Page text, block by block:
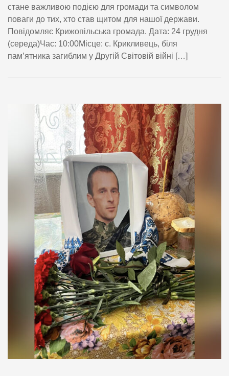
стане важливою подією для громади та символом
поваги до тих, хто став щитом для нашої держави.
Повідомляє Крижопільська громада. Дата: 24 грудня
(середа)Час: 10:00Місце: с. Крикливець, біля
пам’ятника загиблим у Другій Світовій війні […]